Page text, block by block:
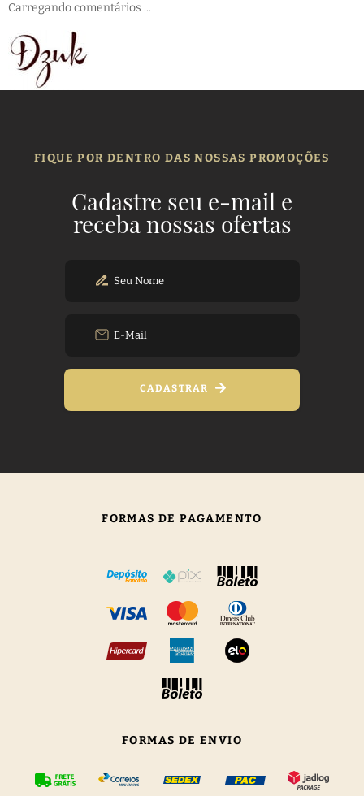
Carregando comentários ...
FIQUE POR DENTRO DAS NOSSAS PROMOÇÕES
Cadastre seu e-mail e
receba nossas ofertas
CADASTRAR
FORMAS DE PAGAMENTO
FORMAS DE ENVIO